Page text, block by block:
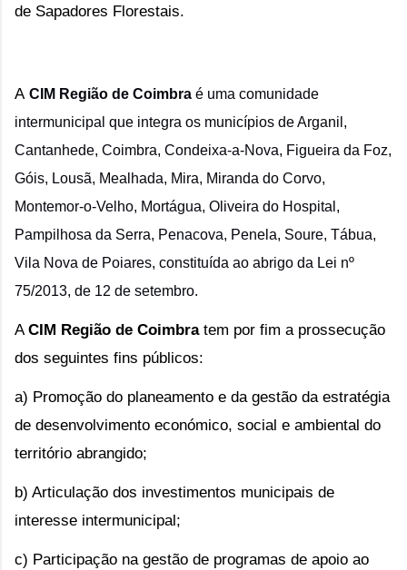
de Sapadores Florestais.
A CIM Região de Coimbra é uma comunidade
intermunicipal que integra os municípios de Arganil,
Cantanhede, Coimbra, Condeixa-a-Nova, Figueira da Foz,
Góis, Lousã, Mealhada, Mira, Miranda do Corvo,
Montemor-o-Velho, Mortágua, Oliveira do Hospital,
Pampilhosa da Serra, Penacova, Penela, Soure, Tábua,
Vila Nova de Poiares, constituída ao abrigo da Lei nº
75/2013, de 12 de setembro.
ACIM Região de Coimbratem por fim a prossecução
dos seguintes fins públicos:
a) Promoção do planeamento e da gestão da estratégia
de desenvolvimento económico, social e ambiental do
território abrangido;
b) Articulação dos investimentos municipais de
interesse intermunicipal;
c) Participação na gestão de programas de apoio ao